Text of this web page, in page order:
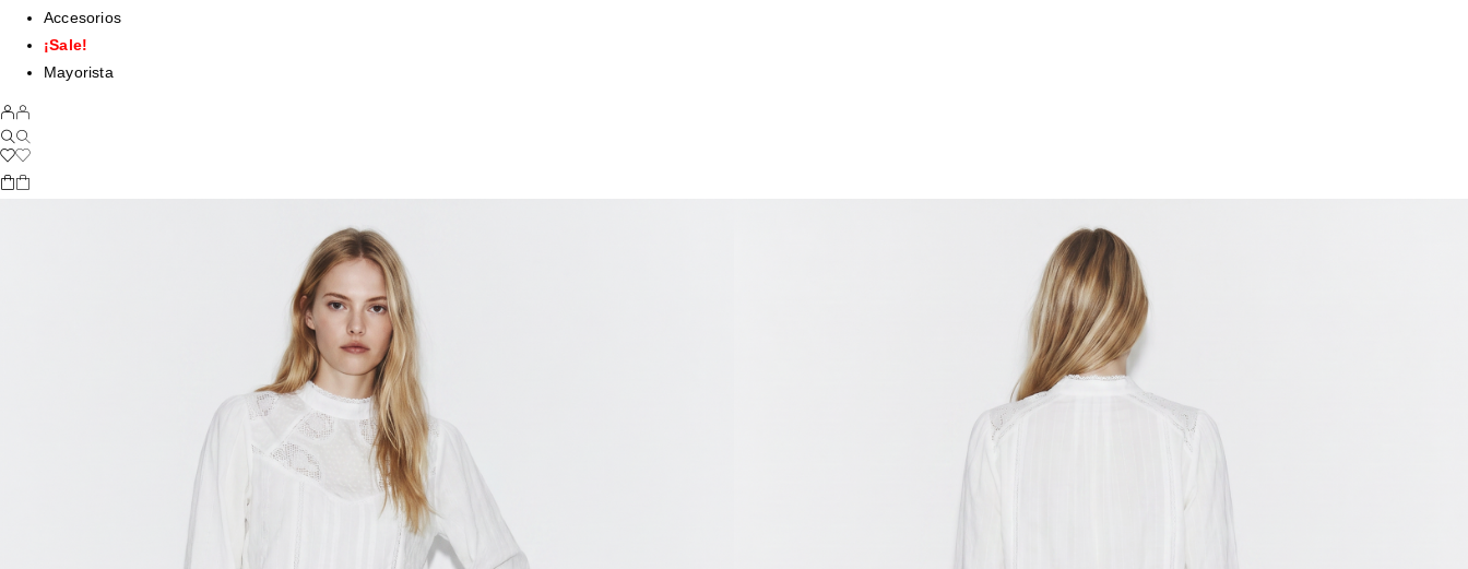
Accesorios
¡Sale!
Mayorista